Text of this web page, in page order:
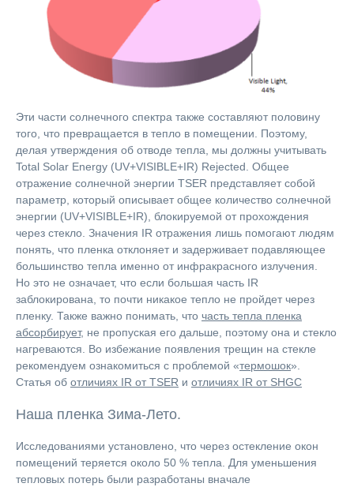
Эти части солнечного спектра также составляют половину
того, что превращается в тепло в помещении. Поэтому,
делая утверждения об отводе тепла, мы должны учитывать
Total Solar Energy (UV+VISIBLE+IR) Rejected. Общее
отражение солнечной энергии TSER представляет собой
параметр, который описывает общее количество солнечной
энергии (UV+VISIBLE+IR), блокируемой от прохождения
через стекло. Значения IR отражения лишь помогают людям
понять, что пленка отклоняет и задерживает подавляющее
большинство тепла именно от инфракрасного излучения.
Но это не означает, что если большая часть IR
заблокирована, то почти никакое тепло не пройдет через
пленку. Также важно понимать, что часть тепла пленка
абсорбирует, не пропуская его дальше, поэтому она и стекло
нагреваются. Во избежание появления трещин на стекле
рекомендуем ознакомиться с проблемой «термошок».
Статья об отличиях IR от TSER и отличиях IR от SHGC
Наша пленка Зима-Лето.
Исследованиями установлено, что через остекление окон
помещений теряется около 50 % тепла. Для уменьшения
тепловых потерь были разработаны вначале